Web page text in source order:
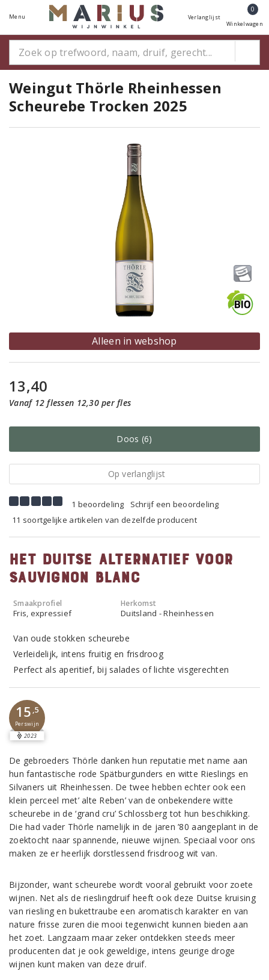
Menu Verlanglijst
0
Winkelwagen
Weingut Thörle Rheinhessen
Scheurebe Trocken 2025
Alleen in webshop
13,40
Vanaf 12 flessen 12,30 per fles
Doos (6)
Op verlanglijst
1 beoordeling
Schrijf een beoordeling
11 soortgelijke artikelen van dezelfde producent
Het Duitse alternatief voor
Sauvignon Blanc
Smaakprofiel
Fris, expressief
Herkomst
Duitsland - Rheinhessen
Van oude stokken scheurebe
Verleidelijk, intens fruitig en frisdroog
Perfect als aperitief, bij salades of lichte visgerechten
15 ,5
Perswijn
2023
De gebroeders Thörle danken hun reputatie met name aan
hun fantastische rode Spätburgunders en witte Rieslings en
Silvaners uit Rheinhessen. De twee hebben echter ook een
klein perceel met’ alte Reben’ van de onbekendere witte
scheurebe in de ‘grand cru’ Schlossberg tot hun beschikking.
Die had vader Thörle namelijk in de jaren ’80 aangeplant in de
zoektocht naar spannende, nieuwe wijnen. Speciaal voor ons
maken ze er heerlijk dorstlessend frisdroog wit van.
Bijzonder, want scheurebe wordt vooral gebruikt voor zoete
wijnen. Net als de rieslingdruif heeft ook deze Duitse kruising
van riesling en bukettraube een aromatisch karakter en van
nature frisse zuren die mooi tegenwicht kunnen bieden aan
het zoet. Langzaam maar zeker ontdekken steeds meer
producenten dat je ook geweldige, intens geurige droge
wijnen kunt maken van deze druif.